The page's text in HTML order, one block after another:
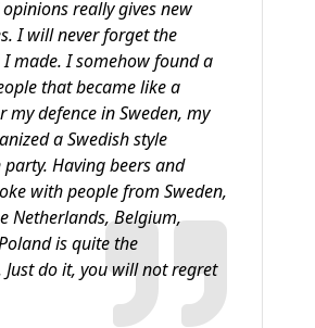
really gives new
I will never forget the
made. I somehow found a
that became like a
my defence in Sweden, my
a Swedish style
Having beers and
with people from Sweden,
Netherlands, Belgium,
is quite the
Just do it, you will not regret